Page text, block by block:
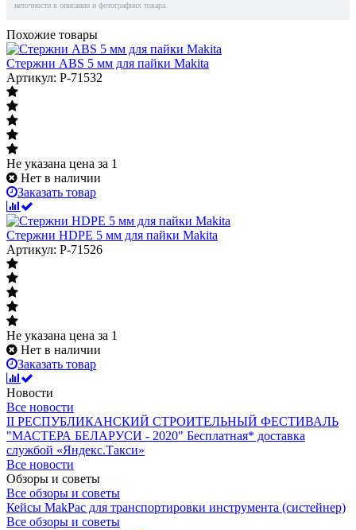
неточности в описании и фотографиях товара.
Похожие товары
Стержни ABS 5 мм для пайки Makita
Артикул: P-71532
Не указана цена за 1
Нет в наличии
Заказать товар
Стержни HDPE 5 мм для пайки Makita
Артикул: P-71526
Не указана цена за 1
Нет в наличии
Заказать товар
Новости
Все новости
II РЕСПУБЛИКАНСКИЙ СТРОИТЕЛЬНЫЙ ФЕСТИВАЛЬ
"МАСТЕРА БЕЛАРУСИ - 2020" Бесплатная* доставка
службой «Яндекс.Такси»
Все новости
Обзоры и советы
Все обзоры и советы
Кейсы MakPac для транспортировки инструмента (систейнер)
Все обзоры и советы